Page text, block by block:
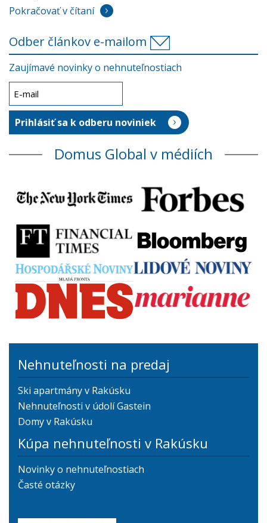
Pokračovať v čítaní
Odber článkov e-mailom
Zaujímavé novinky o nehnuteľnostiach
Domus Global v médiích
Nehnuteľnosti na predaj
Ski apartmány v Rakúsku
Nehnuteľnosti v údolí Gastein
Domy v Rakúsku
Kúpa nehnuteľnosti v Rakúsku
Novinky o nehnuteľnostiach
Časté otázky